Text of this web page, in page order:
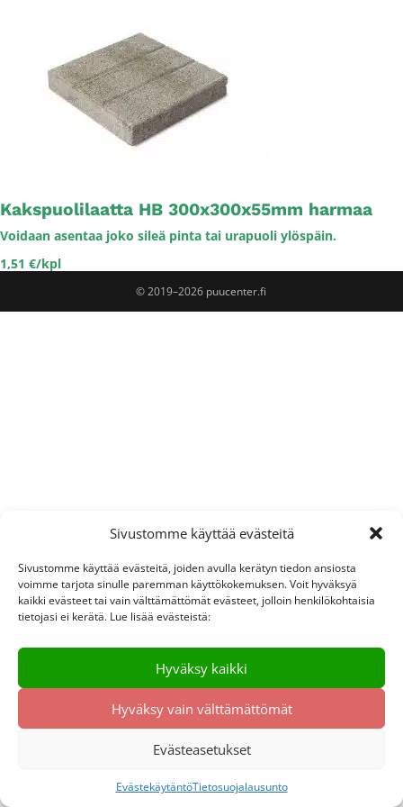
Sivustomme käyttää evästeitä
Sivustomme käyttää evästeitä, joiden avulla kerätyn tiedon ansiosta
voimme tarjota sinulle paremman käyttökokemuksen. Voit hyväksyä
kaikki evästeet tai vain välttämättömät evästeet, jolloin henkilökohtaisia
tietojasi ei kerätä. Lue lisää evästeistä:
Hyväksy kaikki
Hyväksy vain välttämättömät
Evästeasetukset
EvästekäytäntöTietosuojalausunto
Kakspuolilaatta HB 300x300x55mm harmaa
Voidaan asentaa joko sileä pinta tai urapuoli ylöspäin.
1,51 €/kpl
© 2019–2026 puucenter.fi